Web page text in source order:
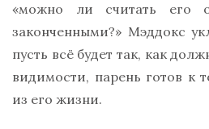
«можно ли считать его
законченными?» Мэддокс
пусть всё будет так, как
видимости, парень готов к
из его жизни.